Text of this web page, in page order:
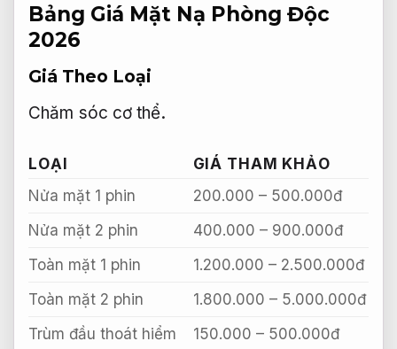
Bảng Giá Mặt Nạ Phòng Độc
2026
Giá Theo Loại
Chăm sóc cơ thể.
LOẠI
GIÁ THAM KHẢO
Nửa mặt 1 phin
200.000 – 500.000đ
Nửa mặt 2 phin
400.000 – 900.000đ
Toàn mặt 1 phin
1.200.000 – 2.500.000đ
Toàn mặt 2 phin
1.800.000 – 5.000.000đ
Trùm đầu thoát hiểm
150.000 – 500.000đ